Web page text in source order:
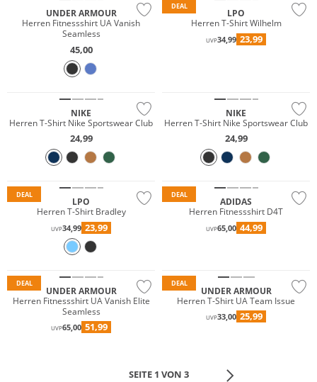
UNDER ARMOUR
Herren Fitnessshirt UA Vanish
Seamless
45,00
DEAL
LPO
Herren T-Shirt Wilhelm
UVP34,99 23,99
NIKE
Herren T-Shirt Nike Sportswear Club
24,99
NIKE
Herren T-Shirt Nike Sportswear Club
24,99
DEAL
LPO
Herren T-Shirt Bradley
UVP34,99 23,99
DEAL
ADIDAS
Herren Fitnessshirt D4T
UVP65,00 44,99
DEAL
UNDER ARMOUR
Herren Fitnessshirt UA Vanish Elite
Seamless
UVP65,00 51,99
DEAL
UNDER ARMOUR
Herren T-Shirt UA Team Issue
UVP33,00 25,99
SEITE 1 VON 3